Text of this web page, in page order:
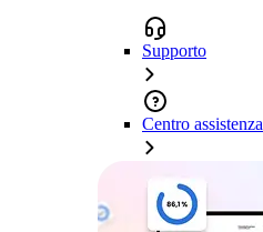
Supporto
Centro assistenza